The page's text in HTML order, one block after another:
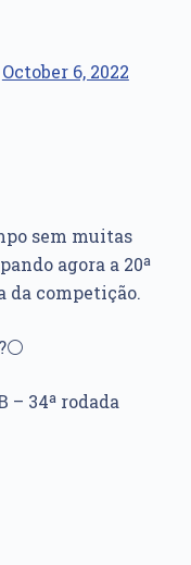
October 6, 2022
sem muitas
agora a 20ª
da competição.
– 34ª rodada